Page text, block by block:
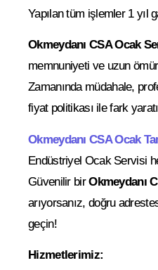
Yapılan tüm işlemler 1 yıl
Okmeydanı CSA Ocak
memnuniyeti ve uzun
Zamanında müdahale,
fiyat politikası ile fark
Okmeydanı CSA Ocak
Endüstriyel Ocak Servisi
Güvenilir birOkmeydanı
arıyorsanız, doğru
geçin!
Hizmetlerimiz: